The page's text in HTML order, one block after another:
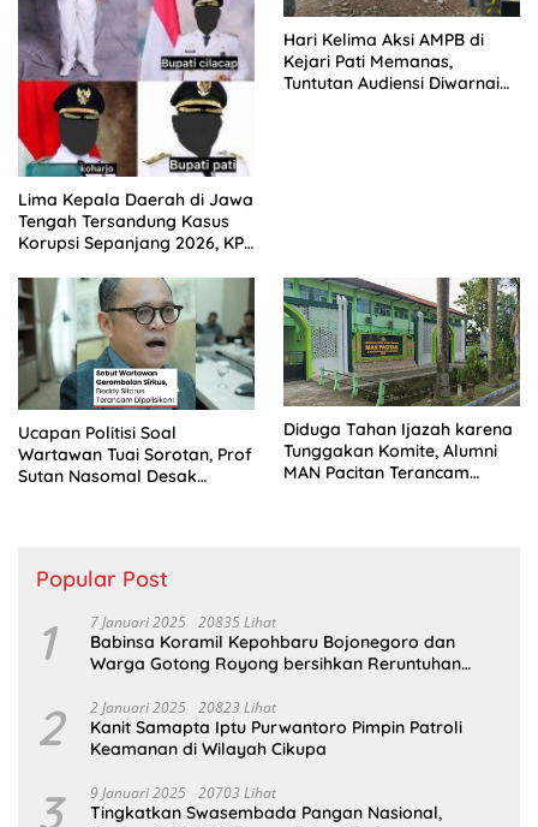
Lima Kepala Daerah di Jawa
Tengah Tersandung Kasus
Korupsi Sepanjang 2026, KPK
Hari Kelima Aksi AMPB di
Kejari Pati Memanas,
Tuntutan Audiensi Diwarnai
Ucapan Politisi Soal
Wartawan Tuai Sorotan, Prof
Sutan Nasomal Desak
Diduga Tahan Ijazah karena
Tunggakan Komite, Alumni
MAN Pacitan Terancam
Popular Post
1 7 Januari 2025 20835 Lihat
Babinsa Koramil Kepohbaru Bojonegoro dan
Warga Gotong Royong bersihkan Reruntuhan
2 2 Januari 2025 20823 Lihat
Kanit Samapta Iptu Purwantoro Pimpin Patroli
Keamanan di Wilayah Cikupa
3 9 Januari 2025 20703 Lihat
Tingkatkan Swasembada Pangan Nasional,